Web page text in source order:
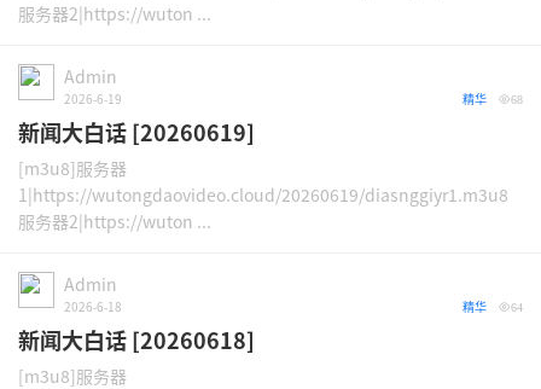
服务器2|https://wuton ...
Admin
2026-6-19 68
精华
新闻大白话 [20260619]
[m3u8]服务器
1|https://wutongdaovideo.cloud/20260619/diasnggiyr1.m3u8
服务器2|https://wuton ...
Admin
2026-6-18 64
精华
新闻大白话 [20260618]
[m3u8]服务器